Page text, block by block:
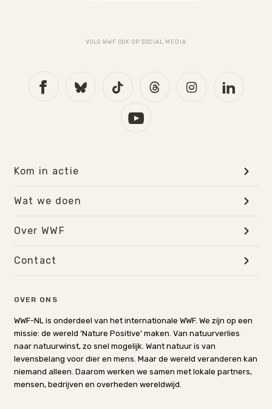
VOLG WWF OOK OP SOCIAL MEDIA
OVER ONS
WWF-NL is onderdeel van het internationale WWF. We zijn op een
missie: de wereld 'Nature Positive' maken. Van natuurverlies
naar natuurwinst, zo snel mogelijk. Want natuur is van
levensbelang voor dier en mens. Maar de wereld veranderen kan
niemand alleen. Daarom werken we samen met lokale partners,
mensen, bedrijven en overheden wereldwijd.
Kom in actie
Wat we doen
Over WWF
Contact